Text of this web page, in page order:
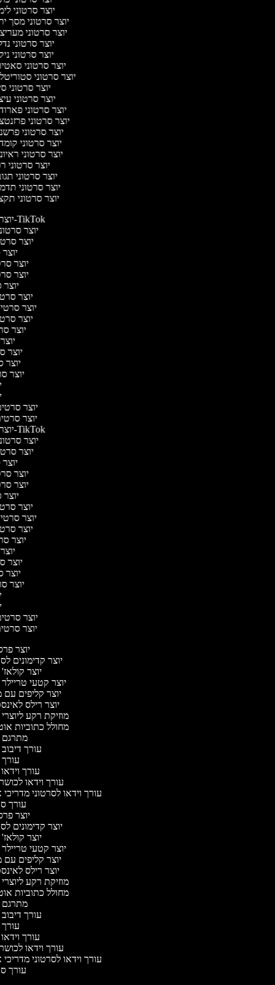
יוצר סרטוני
יוצר סרטוני מסך
יוצר סרטוני
יוצר סרטוני
יוצר סרטוני
יוצר סרטוני
יוצר סרטוני
יוצר סרטוני
יוצר סרטוני
יוצר סרטוני
יוצר סרטוני
יוצר סרטוני
יוצר סרטוני
יוצר סרטוני
יוצר סרטוני
יוצר סרטוני
יוצר סרטוני
יוצר סרטוני
יוצר סרטונים ל-TikTok
יוצר
יוצר
יוצר
יוצר
יוצר
יוצר
יוצר סרטי
יוצר
יוצר
יוצר
יוצר
יוצר
יוצר
יוצר
יוצר סרטונים ל-TikTok
יוצר
יוצר
יוצר
יוצר
יוצר
יוצר
יוצר סרטי
יוצר
יוצר
יוצר
יוצר
יוצר
יוצר
יוצר
יוצר
יוצר קדימונים
יוצר
יוצר קטעי
יוצר קליפים
יוצר רילס
מוזיקת רקע
מחולל כתוביות
עורך
עורך
עורך וידאו
עורך וידאו לסרטוני
עורך
יוצר
יוצר קדימונים
יוצר
יוצר קטעי
יוצר קליפים
יוצר רילס
מוזיקת רקע
מחולל כתוביות
עורך
עורך
עורך וידאו
עורך וידאו לסרטוני
עורך